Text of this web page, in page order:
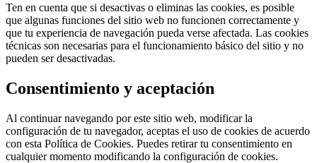
Ten en cuenta que si desactivas o eliminas las cookies, es posible
que algunas funciones del sitio web no funcionen correctamente y
que tu experiencia de navegación pueda verse afectada. Las cookies
técnicas son necesarias para el funcionamiento básico del sitio y no
pueden ser desactivadas.
Consentimiento y aceptación
Al continuar navegando por este sitio web, modificar la
configuración de tu navegador, aceptas el uso de cookies de acuerdo
con esta Política de Cookies. Puedes retirar tu consentimiento en
cualquier momento modificando la configuración de cookies.